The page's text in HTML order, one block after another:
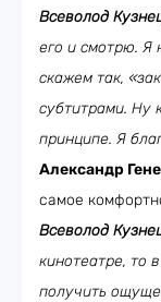
Всеволод
его и смотрю. Я
скажем так,
субтитрами. Ну
принципе. Я
Александр
самое
Всеволод
кинотеатре, то
получить